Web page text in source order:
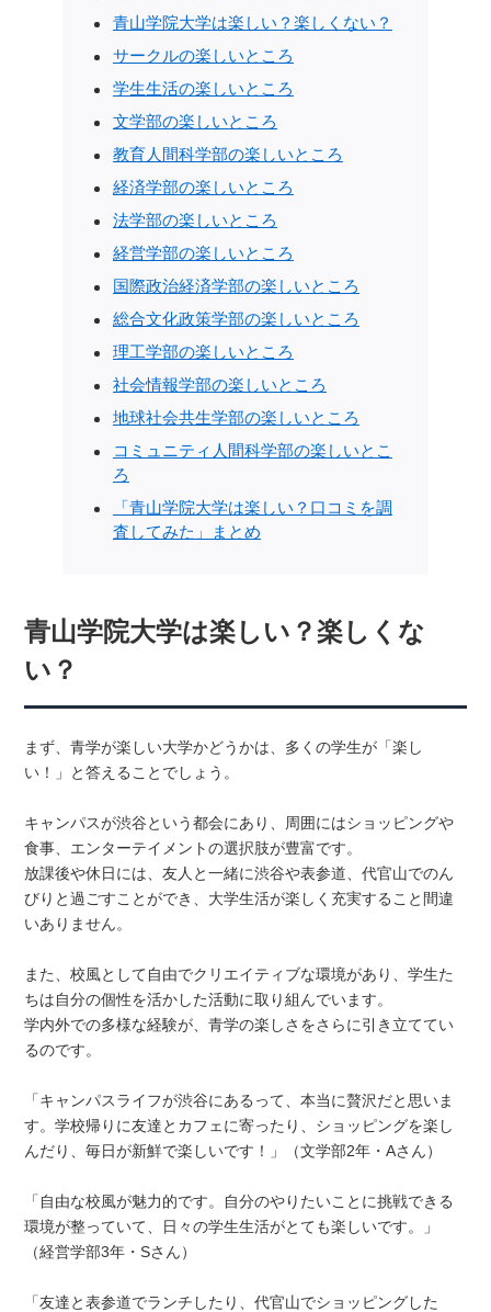
青山学院大学は楽しい？楽しくない？
サークルの楽しいところ
学生生活の楽しいところ
文学部の楽しいところ
教育人間科学部の楽しいところ
経済学部の楽しいところ
法学部の楽しいところ
経営学部の楽しいところ
国際政治経済学部の楽しいところ
総合文化政策学部の楽しいところ
理工学部の楽しいところ
社会情報学部の楽しいところ
地球社会共生学部の楽しいところ
コミュニティ人間科学部の楽しいとこ
ろ
「青山学院大学は楽しい？口コミを調
査してみた」まとめ
青山学院大学は楽しい？楽しくな
い？
まず、青学が楽しい大学かどうかは、多くの学生が「楽し
い！」と答えることでしょう。
キャンパスが渋谷という都会にあり、周囲にはショッピングや
食事、エンターテイメントの選択肢が豊富です。
放課後や休日には、友人と一緒に渋谷や表参道、代官山でのん
びりと過ごすことができ、大学生活が楽しく充実すること間違
いありません。
また、校風として自由でクリエイティブな環境があり、学生た
ちは自分の個性を活かした活動に取り組んでいます。
学内外での多様な経験が、青学の楽しさをさらに引き立ててい
るのです。
「キャンパスライフが渋谷にあるって、本当に贅沢だと思いま
す。学校帰りに友達とカフェに寄ったり、ショッピングを楽し
んだり、毎日が新鮮で楽しいです！」（文学部2年・Aさん）
「自由な校風が魅力的です。自分のやりたいことに挑戦できる
環境が整っていて、日々の学生生活がとても楽しいです。」
（経営学部3年・Sさん）
「友達と表参道でランチしたり、代官山でショッピングした